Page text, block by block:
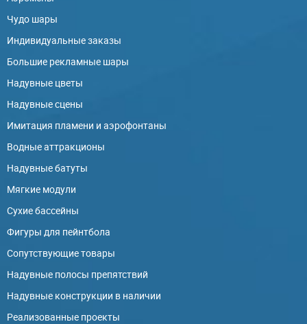
Чудо шары
Индивидуальные заказы
Большие рекламные шары
Надувные цветы
Надувные сцены
Имитация пламени и аэрофонтаны
Водные аттракционы
Надувные батуты
Мягкие модули
Сухие бассейны
Фигуры для пейнтбола
Сопутствующие товары
Надувные полосы препятствий
Надувные конструкции в наличии
Реализованные проекты